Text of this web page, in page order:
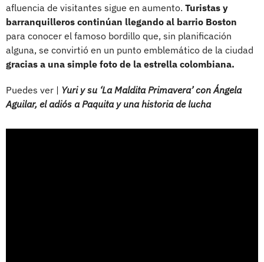
afluencia de visitantes sigue en aumento. Turistas y
barranquilleros continúan llegando al barrio Boston
para conocer el famoso bordillo que, sin planificación
alguna, se convirtió en un punto emblemático de la ciudad
gracias a una simple foto de la estrella colombiana.
Puedes ver | Yuri y su ‘La Maldita Primavera’ con Ángela
Aguilar, el adiós a Paquita y una historia de lucha